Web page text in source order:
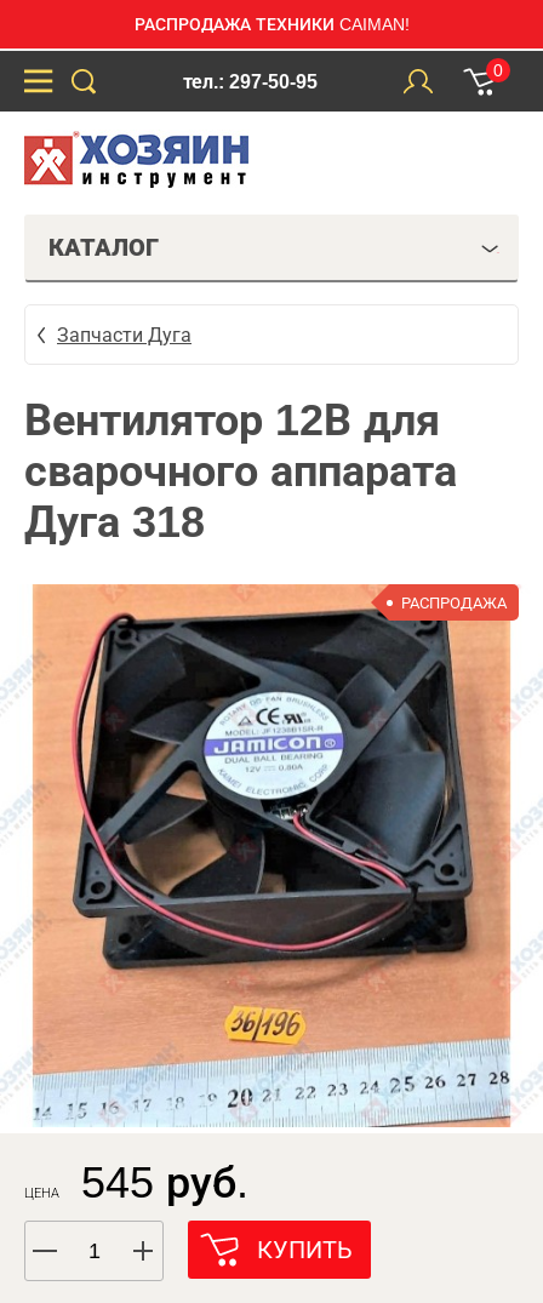
РАСПРОДАЖА ТЕХНИКИ CAIMAN!
тел.: 297-50-95
0
КАТАЛОГ
Запчасти Дуга
Вентилятор 12В для
сварочного аппарата
Дуга 318
РАСПРОДАЖА
ЦЕНА 545 руб.
КУПИТЬ